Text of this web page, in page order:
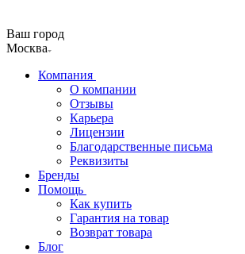
Ваш город
Москва
Компания
О компании
Отзывы
Карьера
Лицензии
Благодарственные письма
Реквизиты
Бренды
Помощь
Как купить
Гарантия на товар
Возврат товара
Блог